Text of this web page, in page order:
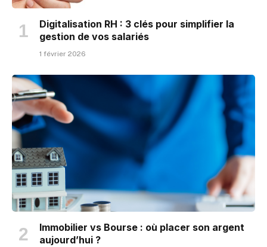
Digitalisation RH : 3 clés pour simplifier la
gestion de vos salariés
1 février 2026
Immobilier vs Bourse : où placer son argent
aujourd’hui ?